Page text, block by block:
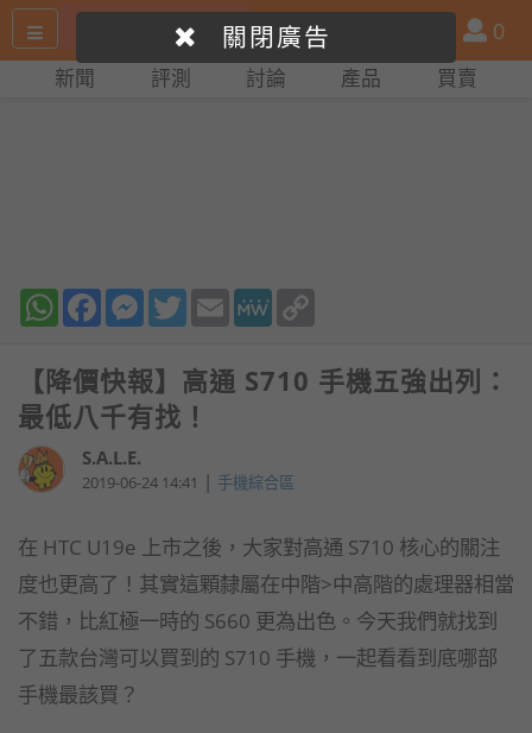
尋
產
品
比
會
員
0
新聞 評測 討論 產品 買賣
WhatsAppFacebookMessenger
TwitterEmail MeWe
【降價快報】高通 S710 手機五強出列：
最低八千有找！
S.A.L.E.
2019-06-24 14:41 | 手機綜合區
在 HTC U19e 上市之後，大家對高通 S710 核心的關注
度也更高了！其實這顆隸屬在中階>中高階的處理器相當
不錯，比紅極一時的 S660 更為出色。今天我們就找到
了五款台灣可以買到的 S710 手機，一起看看到底哪部
手機最該買？
關閉廣告